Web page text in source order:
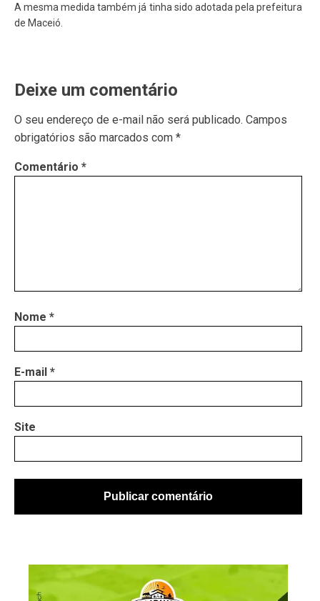
A mesma medida também já tinha sido adotada pela prefeitura
de Maceió.
Deixe um comentário
O seu endereço de e-mail não será publicado. Campos
obrigatórios são marcados com *
Comentário *
Nome *
E-mail *
Site